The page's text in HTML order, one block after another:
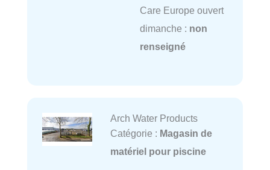
Care Europe ouvert
dimanche : non
renseigné
Arch Water Products
Catégorie : Magasin de
matériel pour piscine